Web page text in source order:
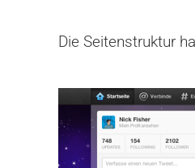
Die Seitenstruktur